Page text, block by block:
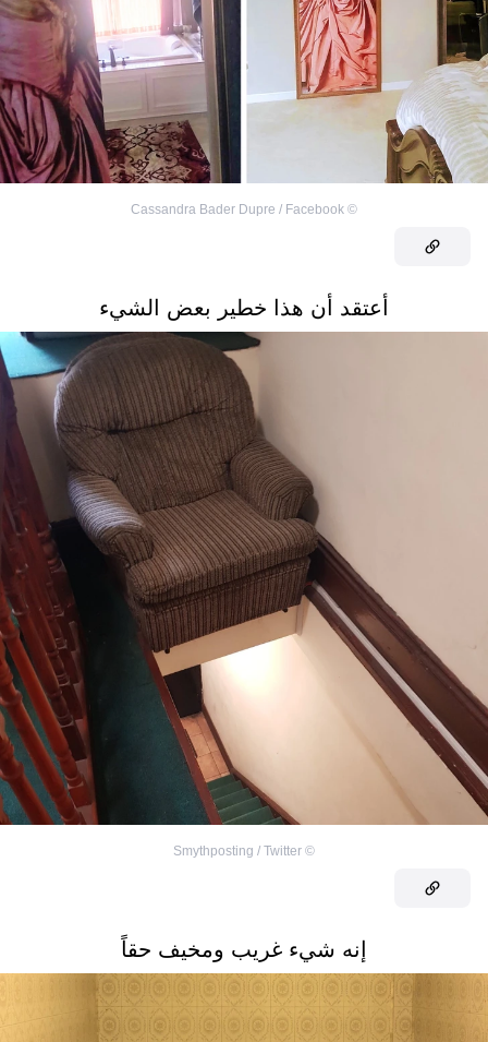
©
Cassandra Bader Dupre / Facebook
أعتقد أن هذا خطير بعض الشيء
©
Smythposting / Twitter
إنه شيء غريب ومخيف حقاً